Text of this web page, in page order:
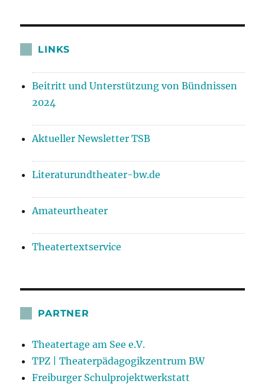
LINKS
Beitritt und Unterstützung von Bündnissen
2024
Aktueller Newsletter TSB
Literaturundtheater-bw.de
Amateurtheater
Theatertextservice
PARTNER
Theatertage am See e.V.
TPZ | Theaterpädagogikzentrum BW
Freiburger Schulprojektwerkstatt